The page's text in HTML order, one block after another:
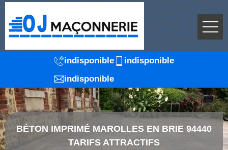
indisponible
indisponible
indisponible
BÉTON IMPRIMÉ MAROLLES EN BRIE 94440
TARIFS ATTRACTIFS